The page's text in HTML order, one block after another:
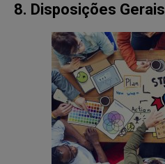
8. Disposições Gerais